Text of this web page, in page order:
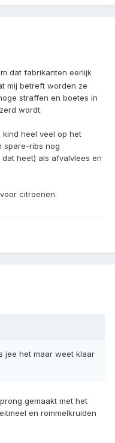
dat fabrikanten eerlijk
mij betreft worden ze
straffen en boetes in
wordt.
heel veel op het
spare-ribs nog
heet) als afvalvlees en
citroenen.
jee het maar weet klaar
gemaakt met het
en rommelkruiden